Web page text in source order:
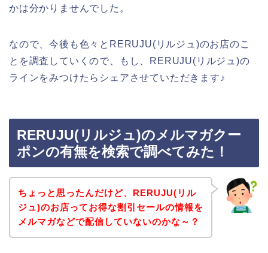
かは分かりませんでした。
なので、今後も色々とRERUJU(リルジュ)のお店のこ
とを調査していくので、もし、RERUJU(リルジュ)の
ラインをみつけたらシェアさせていただきます♪
RERUJU(リルジュ)のメルマガクー
ポンの有無を検索で調べてみた！
ちょっと思ったんだけど、RERUJU(リル
ジュ)のお店ってお得な割引セールの情報を
メルマガなどで配信していないのかな～？